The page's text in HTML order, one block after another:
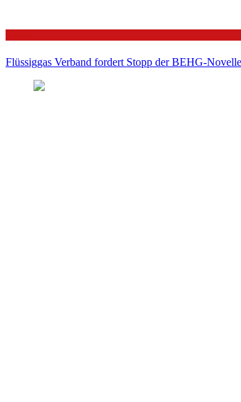
Flüssiggas Verband fordert Stopp der BEHG-